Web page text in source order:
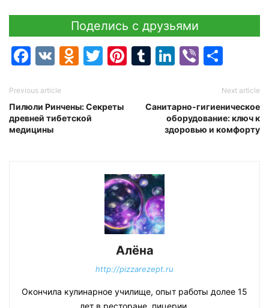
Поделись с друзьями
Facebook
VK Odnoklassniki
Twitter
Pinterest
Tumblr
LinkedIn
Viber
Previous article
Пилюли Ринчены: Секреты
древней тибетской
медицины
Next article
Санитарно-гигиеническое
оборудование: ключ к
здоровью и комфорту
Алёна
http://pizzarezept.ru
Окончила кулинарное училище, опыт работы долее 15
лет в ресторане, пицерии.